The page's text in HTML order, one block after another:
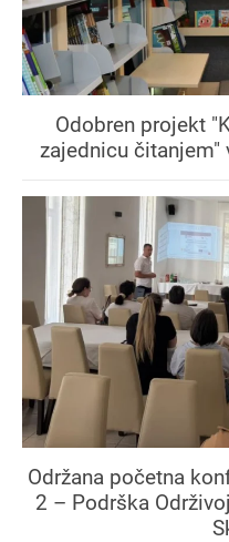
Odobren projekt
zajednicu čitanjem"
Održana početna
2 – Podrška